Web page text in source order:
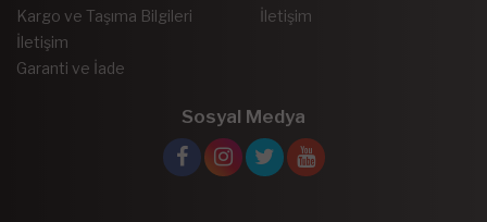
Kargo ve Taşıma Bilgileri
İletişim
Garanti ve İade
İletişim
Sosyal Medya